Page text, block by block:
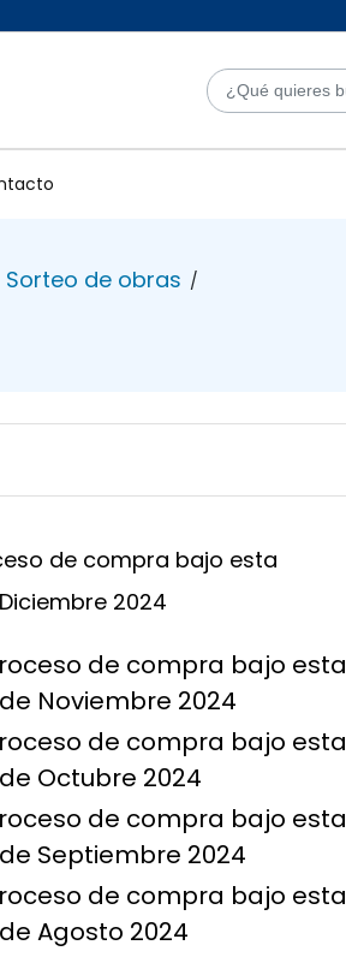
Sorteo de obras /
de compra bajo esta
2024
de compra bajo esta
Noviembre 2024
de compra bajo esta
Octubre 2024
de compra bajo esta
Septiembre 2024
de compra bajo esta
Agosto 2024